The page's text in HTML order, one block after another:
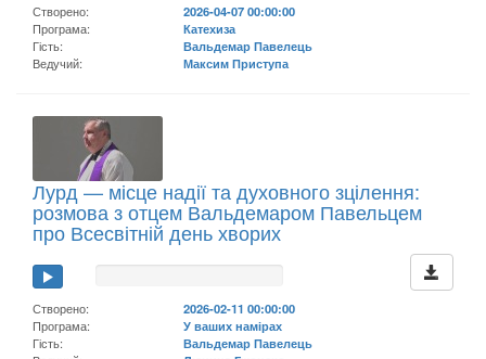
Створено:
2026-04-07 00:00:00
Програма:
Катехиза
Гість:
Вальдемар Павелець
Ведучий:
Максим Приступа
Лурд — місце надії та духовного зцілення:
розмова з отцем Вальдемаром Павельцем
про Всесвітній день хворих
Створено:
2026-02-11 00:00:00
Програма:
У ваших намірах
Гість:
Вальдемар Павелець